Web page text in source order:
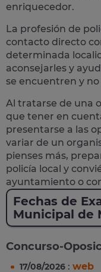
enriquecedor.
La profesión de
contacto directo
determinada
aconsejarles y
se encuentren y
Al tratarse de una
que tener en
presentarse a las
variar de un
pienses más,
policía local y
ayuntamiento o
Fechas de
Municipal de
Concurso-
17/08/2026 : web